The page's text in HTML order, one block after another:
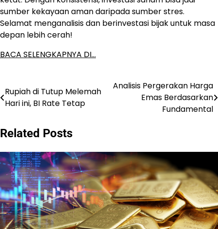
sumber kekayaan aman daripada sumber stres.
Selamat menganalisis dan berinvestasi bijak untuk masa
depan lebih cerah!
BACA SELENGKAPNYA DI…
Post
navigation
Rupiah di Tutup Melemah
Hari ini, BI Rate Tetap
Analisis Pergerakan Harga
Emas Berdasarkan
Fundamental
Related Posts